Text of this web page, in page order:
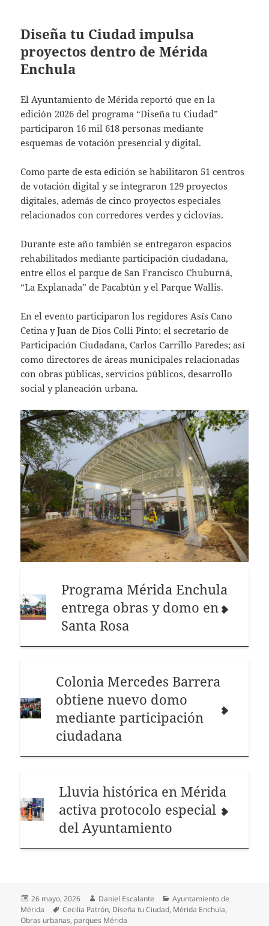
Diseña tu Ciudad impulsa
proyectos dentro de Mérida
Enchula
El Ayuntamiento de Mérida reportó que en la
edición 2026 del programa “Diseña tu Ciudad”
participaron 16 mil 618 personas mediante
esquemas de votación presencial y digital.
Como parte de esta edición se habilitaron 51 centros
de votación digital y se integraron 129 proyectos
digitales, además de cinco proyectos especiales
relacionados con corredores verdes y ciclovías.
Durante este año también se entregaron espacios
rehabilitados mediante participación ciudadana,
entre ellos el parque de San Francisco Chuburná,
“La Explanada” de Pacabtún y el Parque Wallis.
En el evento participaron los regidores Asís Cano
Cetina y Juan de Dios Colli Pinto; el secretario de
Participación Ciudadana, Carlos Carrillo Paredes; así
como directores de áreas municipales relacionadas
con obras públicas, servicios públicos, desarrollo
social y planeación urbana.
Programa Mérida Enchula
entrega obras y domo en
Santa Rosa
Colonia Mercedes Barrera
obtiene nuevo domo
mediante participación
ciudadana
Lluvia histórica en Mérida
activa protocolo especial
del Ayuntamiento
Publicado
el
26 mayo, 2026 Autor
Daniel Escalante Categorías
Ayuntamiento de
Mérida
Etiquetas
Cecilia Patrón, Diseña tu Ciudad, Mérida Enchula,
Obras urbanas, parques Mérida